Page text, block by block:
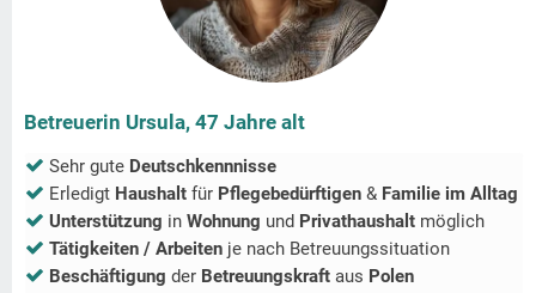
Betreuerin Ursula, 47 Jahre alt
Sehr gute Deutschkennnisse
Erledigt Haushalt für Pflegebedürftigen & Familie im Alltag
Unterstützung in Wohnung und Privathaushalt möglich
Tätigkeiten / Arbeiten je nach Betreuungssituation
Beschäftigung der Betreuungskraft aus Polen